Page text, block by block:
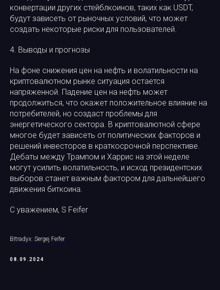
конвертации других стейблкоинов, таких как USDT,
будут зависеть от рыночных условий, что может
создать некоторые риски для пользователей.
4. Выводы и прогнозы
На фоне снижения цен на нефть и волатильности на
криптовалютном рынке ситуация остается
напряженной. Падение цен на нефть может
продолжиться, что окажет положительное влияние на
потребителей, но создаст проблемы для
энергетического сектора. В криптовалютной сфере
многое будет зависеть от политических факторов и
решений инвесторов в краткосрочной перспективе.
Дебаты между Трампом и Харрис на этой неделе
могут усилить волатильность, и исход президентских
выборов станет важным фактором для дальнейшего
движения биткоина.
С уважением, S Feifer
BItradyx: Sergej Feifer
08.09.2024